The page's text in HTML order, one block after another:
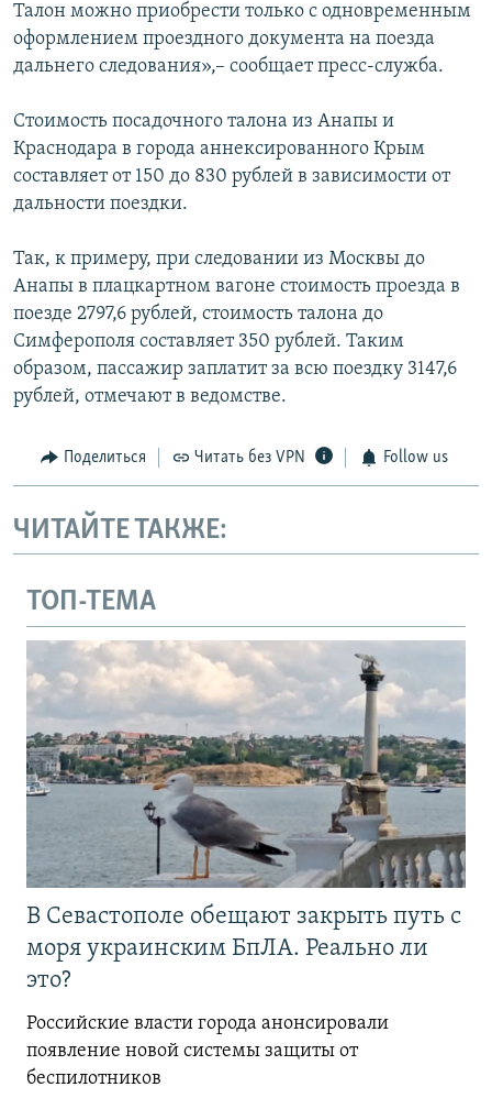
Талон можно приобрести только с одновременным
оформлением проездного документа на поезда
дальнего следования»,– сообщает пресс-служба.
Стоимость посадочного талона из Анапы и
Краснодара в города аннексированного Крым
составляет от 150 до 830 рублей в зависимости от
дальности поездки.
Так, к примеру, при следовании из Москвы до
Анапы в плацкартном вагоне стоимость проезда в
поезде 2797,6 рублей, стоимость талона до
Симферополя составляет 350 рублей. Таким
образом, пассажир заплатит за всю поездку 3147,6
рублей, отмечают в ведомстве.
Поделиться Читать без VPN Follow us
ЧИТАЙТЕ ТАКЖЕ:
ТОП-ТЕМА
В Севастополе обещают закрыть путь с
моря украинским БпЛА. Реально ли
это?
Российские власти города анонсировали
появление новой системы защиты от
беспилотников